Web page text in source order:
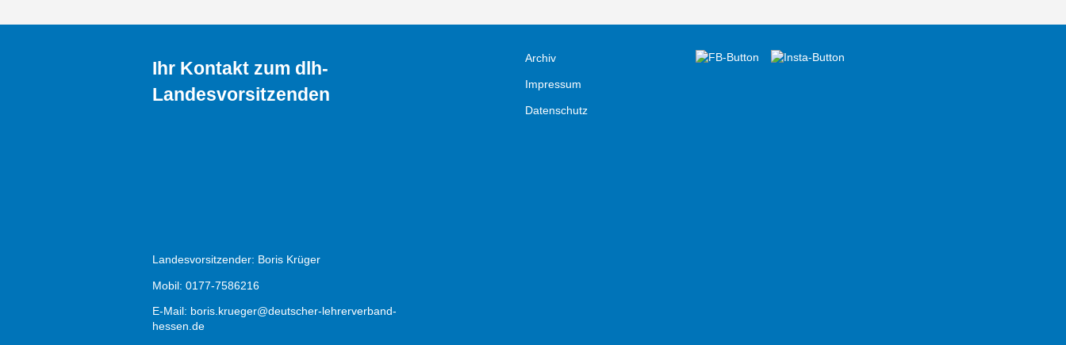
Ihr Kontakt zum dlh-
Landesvorsitzenden
Landesvorsitzender: Boris Krüger
Mobil: 0177-7586216
E-Mail: boris.krueger@deutscher-lehrerverband-
hessen.de
Archiv
Impressum
Datenschutz